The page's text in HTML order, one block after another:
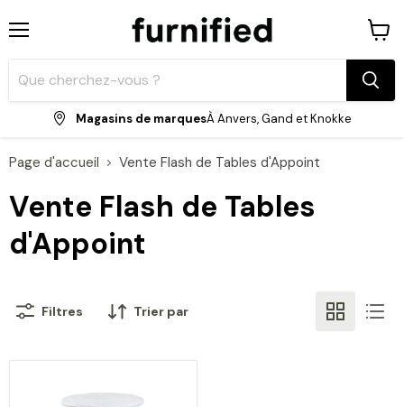
Magasins de marquesÀ Anvers, Gand et Knokke
le
panier
Page d'accueil Vente Flash de Tables d'Appoint
Vente Flash de Tables
d'Appoint
Filtres Trier par